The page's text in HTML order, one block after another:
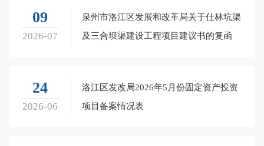
09
2026-07
泉州市洛江区发展和改革局关于仕林坑渠
及三合坝渠建设工程项目建议书的复函
24
2026-06
洛江区发改局2026年5月份固定资产投资
项目备案情况表